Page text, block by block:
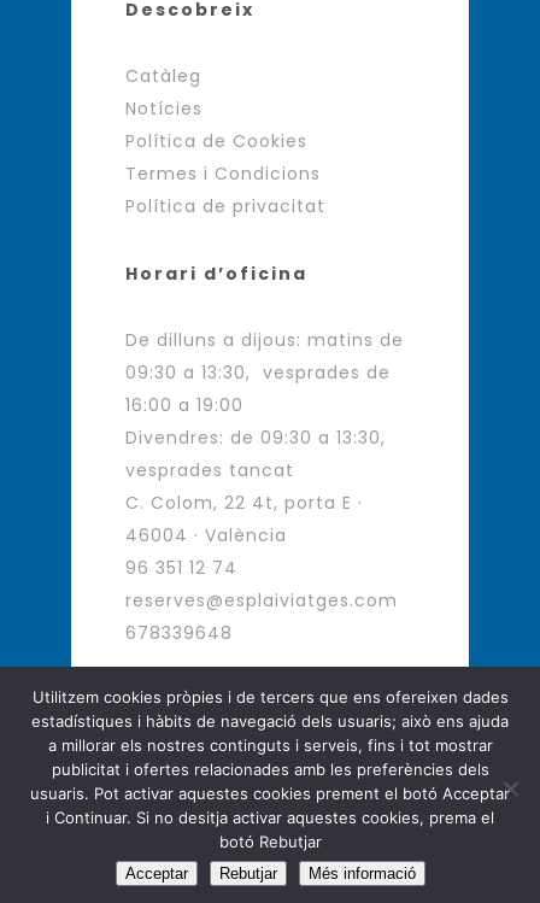
Descobreix
Catàleg
Notícies
Política de Cookies
Termes i Condicions
Política de privacitat
Horari d’oficina
De dilluns a dijous: matins de
09:30 a 13:30, vesprades de
16:00 a 19:00
Divendres: de 09:30 a 13:30,
vesprades tancat
C. Colom, 22 4t, porta E ·
46004 · València
96 351 12 74
reserves@esplaiviatges.com
678339648
Agència de Viatges - Viatges d
´autor
Copyright © Esplai Viatges. All
Rights Reserved.
Utilitzem cookies pròpies i de tercers que ens ofereixen dades
estadístiques i hàbits de navegació dels usuaris; això ens ajuda
a millorar els nostres continguts i serveis, fins i tot mostrar
publicitat i ofertes relacionades amb les preferències dels
usuaris. Pot activar aquestes cookies prement el botó Acceptar
i Continuar. Si no desitja activar aquestes cookies, prema el
botó Rebutjar
Acceptar Rebutjar Més informació